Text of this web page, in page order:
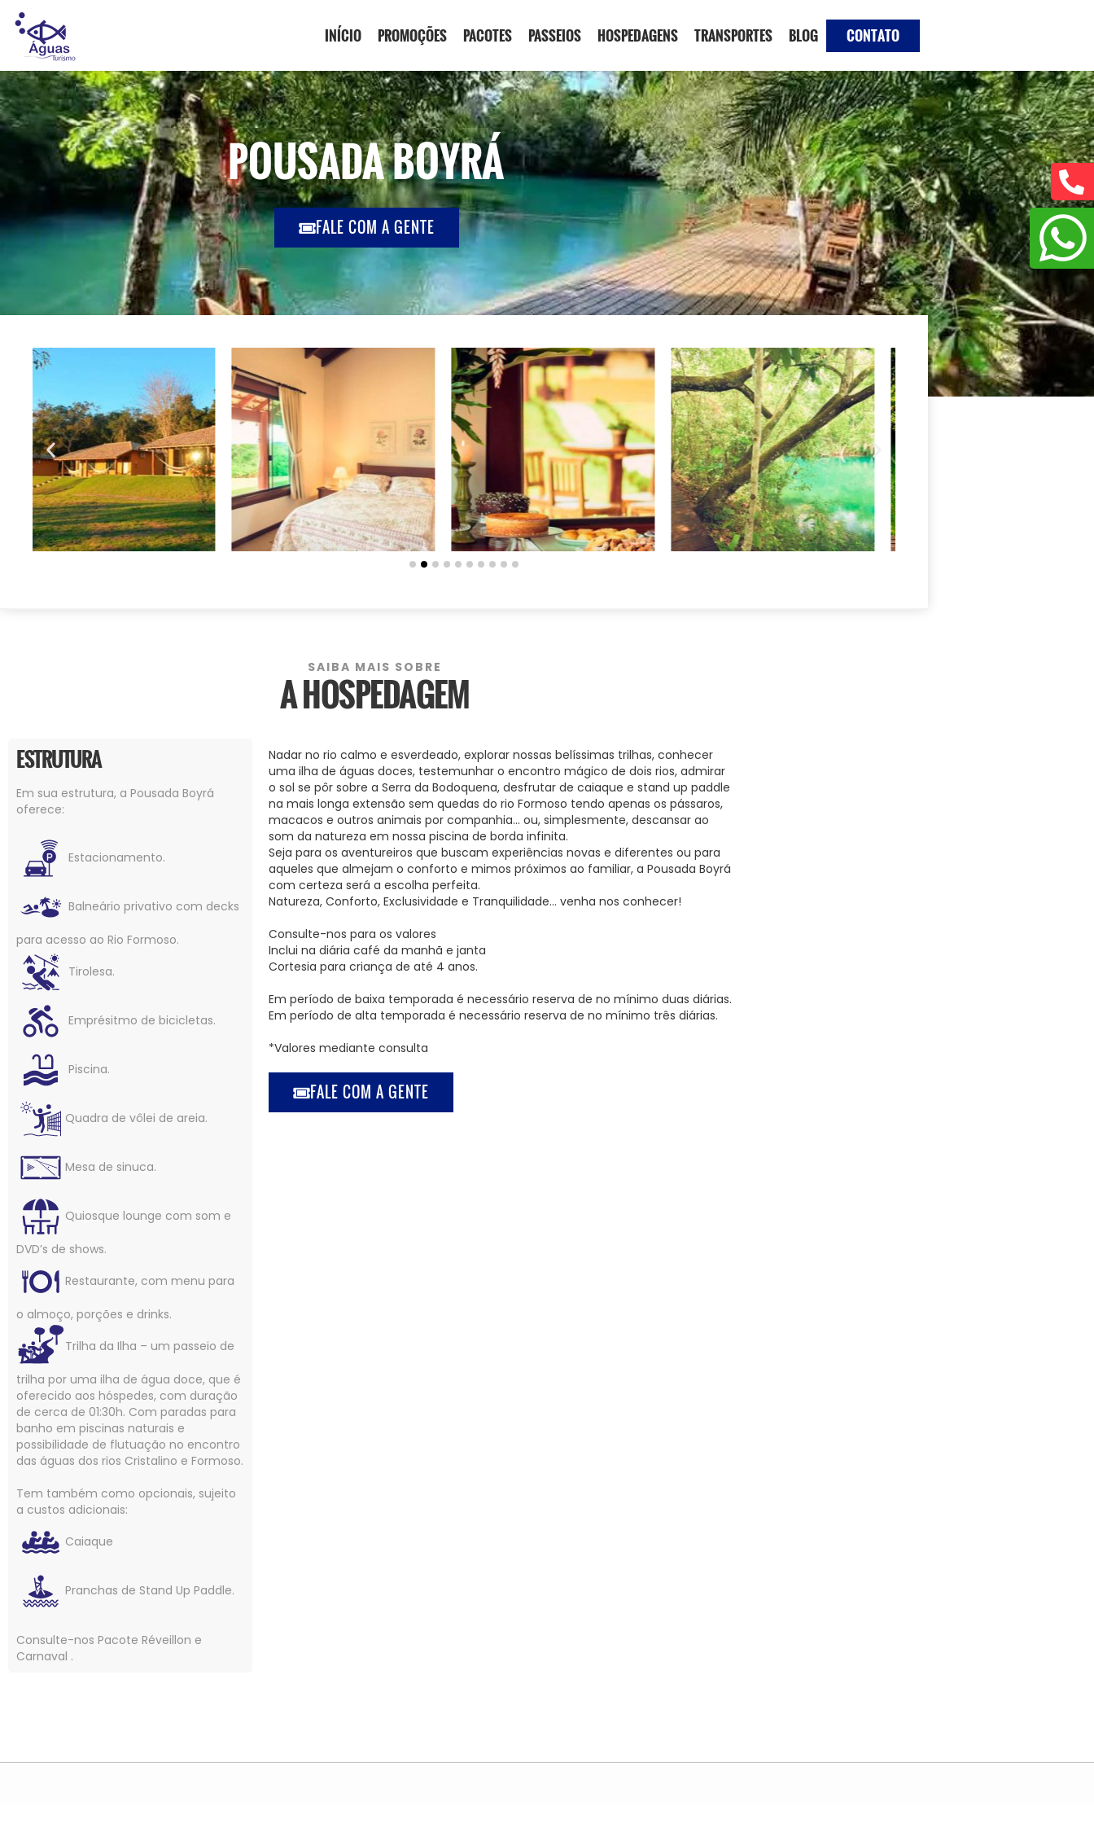
INÍCIO PROMOÇÕES PACOTES PASSEIOS HOSPEDAGENS TRANSPORTES BLOG CONTATO
POUSADA BOYRÁ
FALE COM A GENTE
SAIBA MAIS SOBRE
A HOSPEDAGEM
ESTRUTURA
Em sua estrutura, a Pousada Boyrá
oferece:
Estacionamento.
Balneário privativo com decks
para acesso ao Rio Formoso.
Tirolesa.
Emprésitmo de bicicletas.
Piscina.
Quadra de vôlei de areia.
Mesa de sinuca.
Quiosque lounge com som e
DVD’s de shows.
Restaurante, com menu para
o almoço, porções e drinks.
Trilha da Ilha – um passeio de
trilha por uma ilha de água doce, que é
oferecido aos hóspedes, com duração
de cerca de 01:30h. Com paradas para
banho em piscinas naturais e
possibilidade de flutuação no encontro
das águas dos rios Cristalino e Formoso.
Tem também como opcionais, sujeito
a custos adicionais:
Caiaque
Pranchas de Stand Up Paddle.
Consulte-nos Pacote Réveillon e
Carnaval .
Nadar no rio calmo e esverdeado, explorar nossas belíssimas trilhas, conhecer
uma ilha de águas doces, testemunhar o encontro mágico de dois rios, admirar
o sol se pôr sobre a Serra da Bodoquena, desfrutar de caiaque e stand up paddle
na mais longa extensão sem quedas do rio Formoso tendo apenas os pássaros,
macacos e outros animais por companhia… ou, simplesmente, descansar ao
som da natureza em nossa piscina de borda infinita.
Seja para os aventureiros que buscam experiências novas e diferentes ou para
aqueles que almejam o conforto e mimos próximos ao familiar, a Pousada Boyrá
com certeza será a escolha perfeita.
Natureza, Conforto, Exclusividade e Tranquilidade… venha nos conhecer!
Consulte-nos para os valores
Inclui na diária café da manhã e janta
Cortesia para criança de até 4 anos.
Em período de baixa temporada é necessário reserva de no mínimo duas diárias.
Em período de alta temporada é necessário reserva de no mínimo três diárias.
*Valores mediante consulta
FALE COM A GENTE